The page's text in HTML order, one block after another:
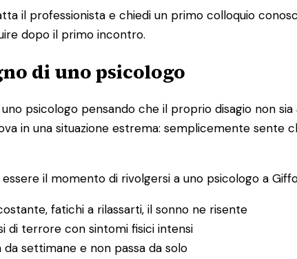
il professionista e chiedi un primo colloquio
dopo il primo incontro.
di uno psicologo
psicologo pensando che il proprio disagio non
in una situazione estrema: semplicemente sente
il momento di rivolgersi a uno psicologo a
fatichi a rilassarti, il sonno ne risente
di terrore con sintomi fisici intensi
da settimane e non passa da solo